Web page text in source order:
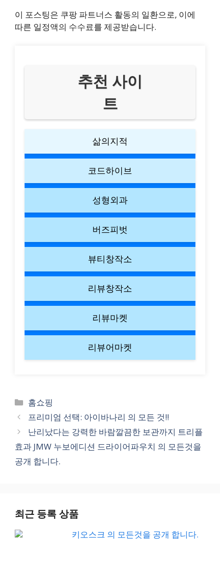
이 포스팅은 쿠팡 파트너스 활동의 일환으로, 이에
따른 일정액의 수수료를 제공받습니다.
추천 사이
트
삶의지적
코드하이브
성형외과
버즈피벗
뷰티창작소
리뷰창작소
리뷰마켓
리뷰어마켓
Categories
홈쇼핑
프리미엄 선택: 아이바나리 의 모든 것!!
난리났다는 강력한 바람깔끔한 보관까지 트리플
효과 JMW 누보에디션 드라이어파우치 의 모든것을
공개 합니다.
최근 등록 상품
키오스크 의 모든것을 공개 합니다.